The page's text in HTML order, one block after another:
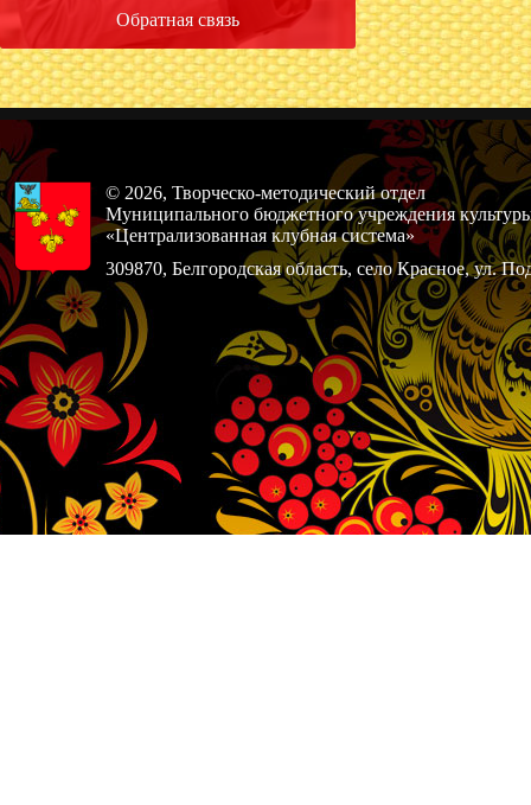
Обратная связь
© 2026, Творческо-методический отдел
Муниципального бюджетного учреждения
«Централизованная клубная система»
309870, Белгородская область, село Красное, ул.